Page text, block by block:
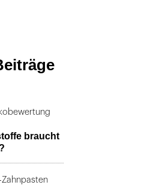
braucht